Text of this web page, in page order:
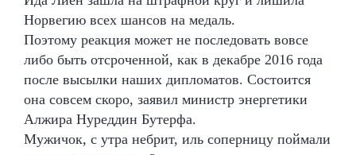
Норвегию всех шансов на медаль.
Поэтому реакция может не последовать вовсе
либо быть отсроченной, как в декабре 2016 года
после высылки наших дипломатов. Состоится
она совсем скоро, заявил министр энергетики
Алжира Нуреддин Бутерфа.
Мужичок, с утра небрит, иль соперницу поймали